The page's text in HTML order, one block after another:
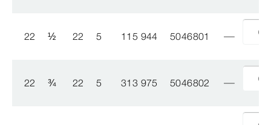
22 ½ 22 5 115 944 5046801
22 ¾ 22 5 313 975 5046802